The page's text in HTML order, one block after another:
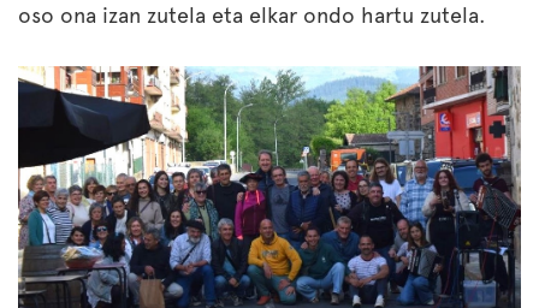
oso ona izan zutela eta elkar ondo hartu zutela.